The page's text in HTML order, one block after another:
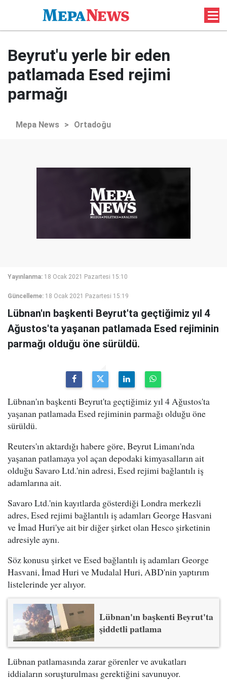
Beyrut'u yerle bir eden
patlamada Esed rejimi
parmağı
Mepa News > Ortadoğu
Yayınlanma: 18 Ocak 2021 Pazartesi 15:10
Güncelleme: 18 Ocak 2021 Pazartesi 15:19
Lübnan'ın başkenti Beyrut'ta geçtiğimiz yıl 4
Ağustos'ta yaşanan patlamada Esed rejiminin
parmağı olduğu öne sürüldü.
Lübnan'ın başkenti Beyrut'ta geçtiğimiz yıl 4 Ağustos'ta
yaşanan patlamada Esed rejiminin parmağı olduğu öne
sürüldü.
Reuters'ın aktardığı habere göre, Beyrut Limanı'nda
yaşanan patlamaya yol açan depodaki kimyasalların ait
olduğu Savaro Ltd.'nin adresi, Esed rejimi bağlantılı iş
adamlarına ait.
Savaro Ltd.'nin kayıtlarda gösterdiği Londra merkezli
adres, Esed rejimi bağlantılı iş adamları George Hasvani
ve İmad Huri'ye ait bir diğer şirket olan Hesco şirketinin
adresiyle aynı.
Söz konusu şirket ve Esed bağlantılı iş adamları George
Hasvani, İmad Huri ve Mudalal Huri, ABD'nin yaptırım
listelerinde yer alıyor.
Lübnan'ın başkenti Beyrut'ta
şiddetli patlama
Lübnan patlamasında zarar görenler ve avukatları
iddiaların soruşturulması gerektiğini savunuyor.